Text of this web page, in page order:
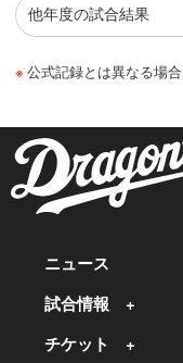
公式記録とは異なる場
ニュース
試合情報
チケット